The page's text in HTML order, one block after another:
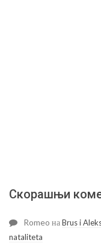
Скорашњи
Romeo наBrus i
nataliteta